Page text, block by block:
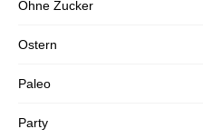
Ohne Zucker
Ostern
Paleo
Party